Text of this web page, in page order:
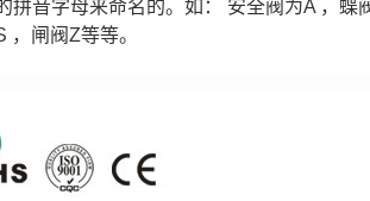
拼音字母来命名的。如： 安全阀为A ，
，闸阀Z等等。